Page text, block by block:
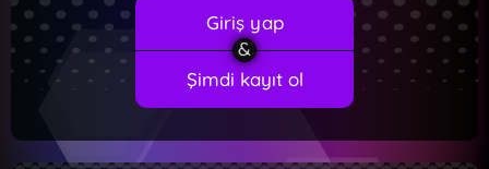
Giriş yap
Şimdi kayıt ol